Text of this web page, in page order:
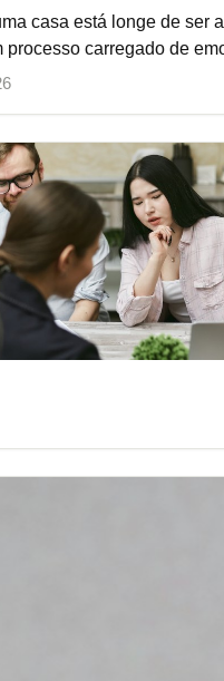
casa está longe de ser
processo carregado de